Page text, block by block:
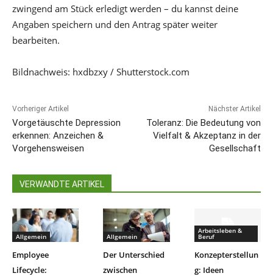
zwingend am Stück erledigt werden – du kannst deine
Angaben speichern und den Antrag später weiter
bearbeiten.
Bildnachweis: hxdbzxy / Shutterstock.com
Vorheriger Artikel
Vorgetäuschte Depression
erkennen: Anzeichen &
Vorgehensweisen
Nächster Artikel
Toleranz: Die Bedeutung von
Vielfalt & Akzeptanz in der
Gesellschaft
VERWANDTE ARTIKEL
Allgemein
Employee
Lifecycle:
Allgemein
Der Unterschied
zwischen
Arbeitsleben &
Beruf
Konzepterstellun
g: Ideen